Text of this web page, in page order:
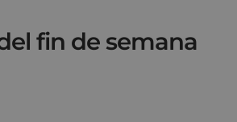
fin de semana